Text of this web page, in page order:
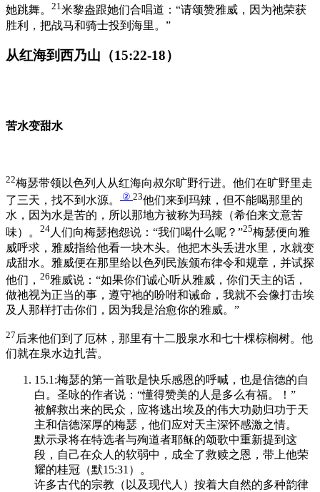
她跳舞。 21米黎盎跟她们合唱道：“请颂赞雅威，因为祂荣获
胜利，把战马和骑士投到海里。”
从红海到西乃山（15:22-18）
苦水变甜水
22梅瑟带领以色列人从红海向叔尔旷野行进。他们在旷野里走
了三天，找不到水源。
② 23他们来到玛辣，但不能喝那里的
水，因为水是苦的，所以那地方被称为玛辣（希伯来文意苦
味）。 24人们向梅瑟抱怨说：“我们喝什么呢？”25梅瑟便向雅
威呼求，雅威指给他看一块木头。他把木头丢进水里，水就变
成甜水。雅威便在那里给以色列民族颁布律令和规章，并试探
他们， 26雅威说：“如果你们诚心听从雅威，你们天主的话，
做祂视为正当的事，遵守祂的吩咐和诫命，我就不会像打击埃
及人那样打击你们，因为我是治愈你的雅威。”
27 后来他们到了厄林，那里有十二股泉水和七十棵棕榈树。他
们就在泉水边扎营。
15.1:梅瑟的第一首歌是快乐感恩的呼喊，也是信德的自
白。圣咏的作者说：“懂得赞美的人是多么有福。！”
被解救出来的民众，应将逃出埃及的伟大功勋归功于天
主和信德深厚的梅瑟，他们应对天主深怀感激之情。
默示录将在特选者与殉道者耶稣的颂歌中重新提到这
段，自己在众人的软弱中，成全了救赎之恩，带上他荣
耀的桂冠（默15:31）。
许多古代的宗教（以及现代人）按着大自然的多种韵律